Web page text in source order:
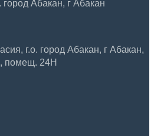
город Абакан, г Абакан
г.о. город Абакан, г Абакан,
помещ. 24Н